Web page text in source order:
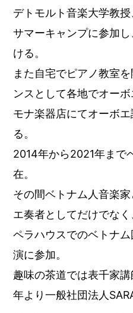
デトモルト音楽大学教
サマーキャンプに参加
ける。
また自宅でピアノ教室
ンスとして各地でオー
モナ楽器店にてオーボ
る。
2014年から2021年まで
在。
その間ベトナム人音楽
エ奏者としてだけでな
ペラハウスでのベトナ
演に参加。
趣味の茶道では表千家
年より一般社団法人